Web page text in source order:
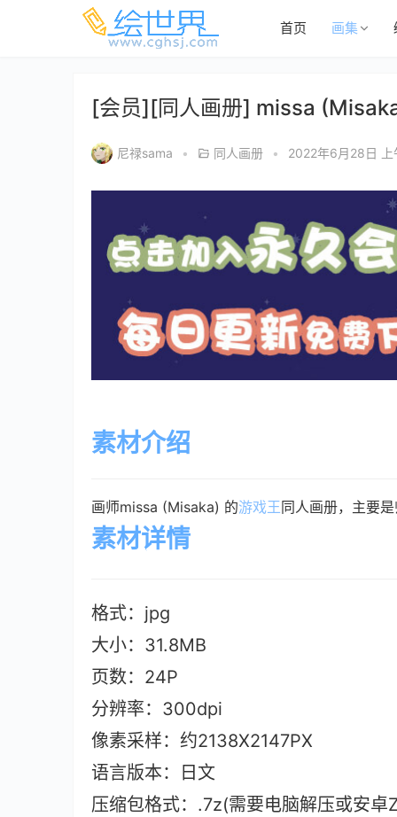
首页 画集
[会员][同人画册] missa
尼禄sama • 同人画册 • 2022年6月28日
素材介绍
画师missa (Misaka) 的游戏王同人画册，主要
素材详情
格式：jpg
大小：31.8MB
页数：24P
分辨率：300dpi
像素采样：约2138X2147PX
语言版本：日文
压缩包格式：.7z(需要电脑解压或安